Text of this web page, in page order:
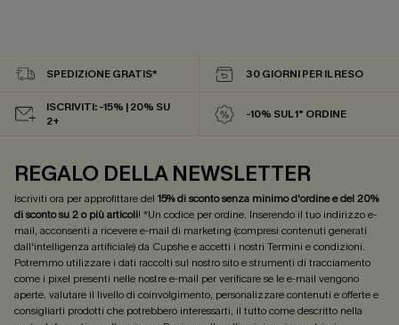
SPEDIZIONE GRATIS* 30 GIORNI PER IL RESO
ISCRIVITI: -15% | 20% SU
2+
-10% SUL 1° ORDINE
REGALO DELLA NEWSLETTER
Iscriviti ora per approfittare del 15% di sconto senza minimo d'ordine e del 20%
di sconto su 2 o più articoli! *Un codice per ordine. Inserendo il tuo indirizzo e-
mail, acconsenti a ricevere e-mail di marketing (compresi contenuti generati
dall'intelligenza artificiale) da Cupshe e accetti i nostri Termini e condizioni.
Potremmo utilizzare i dati raccolti sul nostro sito e strumenti di tracciamento
come i pixel presenti nelle nostre e-mail per verificare se le e-mail vengono
aperte, valutare il livello di coinvolgimento, personalizzare contenuti e offerte e
consigliarti prodotti che potrebbero interessarti, il tutto come descritto nella